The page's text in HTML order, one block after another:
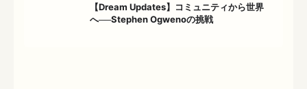
【Dream Updates】コミュニティから世界
へ──Stephen Ogwenoの挑戦